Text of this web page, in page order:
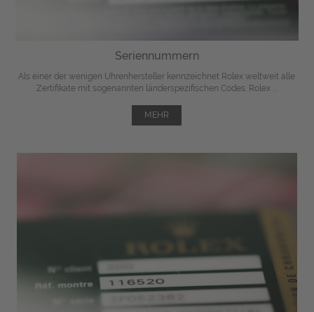
Seriennummern
Als einer der wenigen Uhrenhersteller kennzeichnet Rolex weltweit alle
Zertifikate mit sogenannten länderspezifischen Codes. Rolex ...
MEHR